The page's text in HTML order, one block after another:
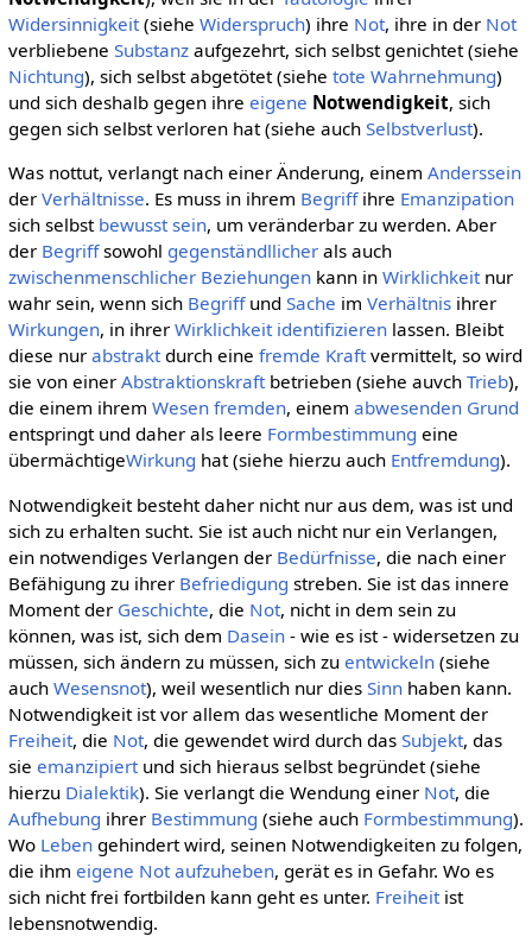
Widersinnigkeit(siehe Widerspruch) ihre Not, ihre in der Not
verbliebene Substanzaufgezehrt, sich selbst genichtet (siehe
Nichtung), sich selbst abgetötet (siehe tote Wahrnehmung)
und sich deshalb gegen ihre eigene Notwendigkeit, sich
gegen sich selbst verloren hat (siehe auch Selbstverlust).
Was nottut, verlangt nach einer Änderung, einem Anderssein
der Verhältnisse. Es muss in ihrem Begriffihre Emanzipation
sich selbst bewusst sein, um veränderbar zu werden. Aber
der Begriffsowohl gegenständllicherals auch
zwischenmenschlicher Beziehungenkann in Wirklichkeitnur
wahr sein, wenn sich Begriffund Sache im Verhältnisihrer
Wirkungen, in ihrer Wirklichkeit identifizierenlassen. Bleibt
diese nur abstraktdurch eine fremde Kraftvermittelt, so wird
sie von einer Abstraktionskraftbetrieben (siehe auvch Trieb),
die einem ihrem Wesen fremden, einem abwesenden Grund
entspringt und daher als leere Formbestimmung eine
übermächtigeWirkung hat (siehe hierzu auch Entfremdung).
Notwendigkeit besteht daher nicht nur aus dem, was ist und
sich zu erhalten sucht. Sie ist auch nicht nur ein Verlangen,
ein notwendiges Verlangen der Bedürfnisse, die nach einer
Befähigung zu ihrer Befriedigung streben. Sie ist das innere
Moment der Geschichte, die Not, nicht in dem sein zu
können, was ist, sich dem Dasein- wie es ist - widersetzen zu
müssen, sich ändern zu müssen, sich zu entwickeln(siehe
auch Wesensnot), weil wesentlich nur dies Sinnhaben kann.
Notwendigkeit ist vor allem das wesentliche Moment der
Freiheit, die Not, die gewendet wird durch das Subjekt, das
sie emanzipiertund sich hieraus selbst begründet (siehe
hierzu Dialektik). Sie verlangt die Wendung einer Not, die
Aufhebung ihrer Bestimmung (siehe auch Formbestimmung).
Wo Lebengehindert wird, seinen Notwendigkeiten zu folgen,
die ihm eigene Not aufzuheben, gerät es in Gefahr. Wo es
sich nicht frei fortbilden kann geht es unter. Freiheitist
lebensnotwendig.